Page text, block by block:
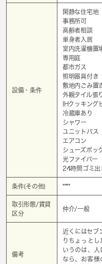
設備・条件
閑静な住宅地
事務所可
高齢者相談
単身者入居
室内洗濯機置
専用庭
都市ガス
照明器具付き
敷地内ごみ置
外観タイル張
IHクッキング
冷蔵庫あり
シャワー
ユニットバス
エアコン
シューズボッ
光ファイバー
24時間ゴミ出
条件(その他) ****
取引形態/賃貸
区分
仲介/一般
備考
近くにはセブ
りちょっとし
いうのは、
なら、お客様